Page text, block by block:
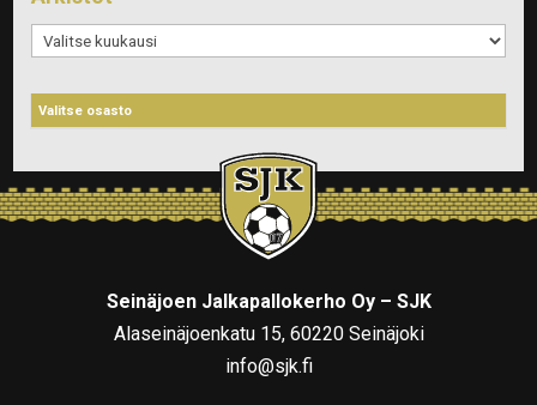
Arkistot
Seinäjoen Jalkapallokerho Oy – SJK
Alaseinäjoenkatu 15, 60220 Seinäjoki
info@sjk.fi